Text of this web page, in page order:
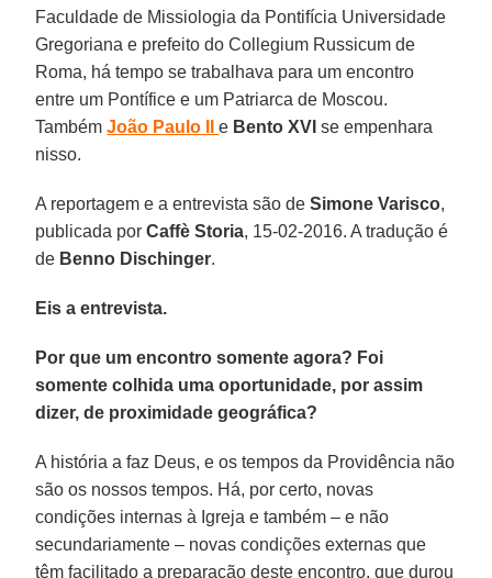
Faculdade de Missiologia da Pontifícia Universidade
Gregoriana e prefeito do Collegium Russicum de
Roma, há tempo se trabalhava para um encontro
entre um Pontífice e um Patriarca de Moscou.
TambémJoão Paulo IIe Bento XVI se empenhara
nisso.
A reportagem e a entrevista são deSimone Varisco,
publicada porCaffè Storia, 15-02-2016. A tradução é
de Benno Dischinger.
Eis a entrevista.
Por que um encontro somente agora? Foi
somente colhida uma oportunidade, por assim
dizer, de proximidade geográfica?
A história a faz Deus, e os tempos da Providência não
são os nossos tempos. Há, por certo, novas
condições internas à Igreja e também – e não
secundariamente – novas condições externas que
têm facilitado a preparação deste encontro, que durou